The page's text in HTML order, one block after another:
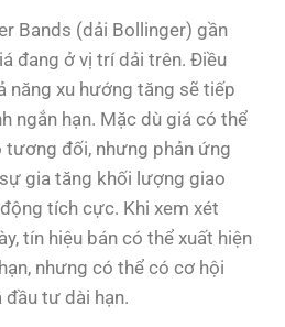
Bands (dải Bollinger) gần
đang ở vị trí dải trên. Điều
năng xu hướng tăng sẽ tiếp
ngắn hạn. Mặc dù giá có thể
đối, nhưng phản ứng
gia tăng khối lượng giao
tích cực. Khi xem xét
tín hiệu bán có thể xuất hiện
nhưng có thể có cơ hội
tư dài hạn.